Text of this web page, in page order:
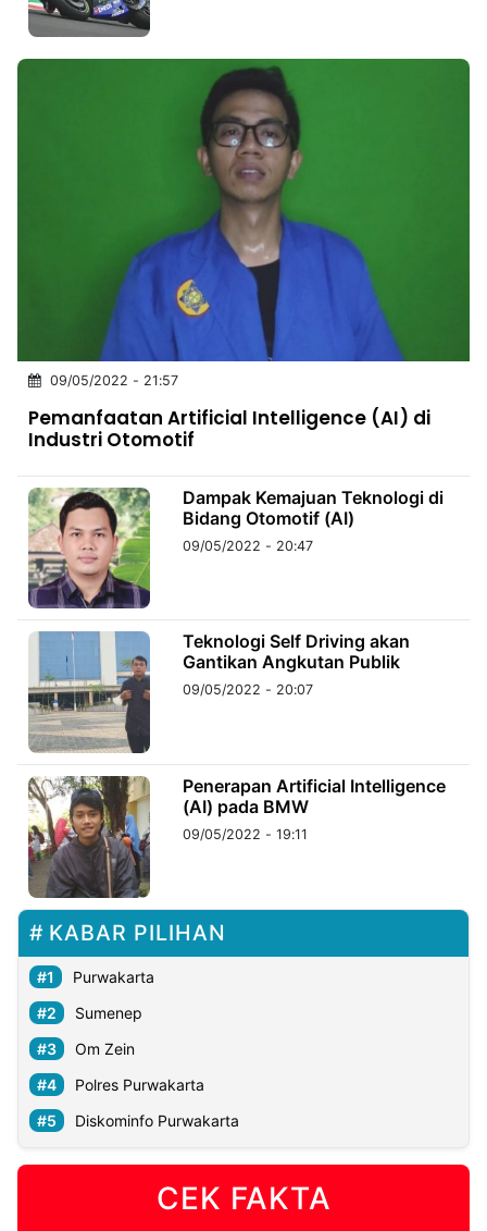
09/05/2022 - 21:57
Pemanfaatan Artificial Intelligence (AI) di
Industri Otomotif
Dampak Kemajuan Teknologi di
Bidang Otomotif (AI)
09/05/2022 - 20:47
Teknologi Self Driving akan
Gantikan Angkutan Publik
09/05/2022 - 20:07
Penerapan Artificial Intelligence
(AI) pada BMW
09/05/2022 - 19:11
KABAR PILIHAN
Purwakarta
Sumenep
Om Zein
Polres Purwakarta
Diskominfo Purwakarta
CEK FAKTA